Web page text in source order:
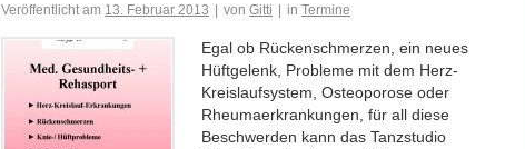
Veröffentlicht am 13. Februar 2013 von Gitti in Termine
Egal ob Rückenschmerzen, ein neues
Hüftgelenk, Probleme mit dem Herz-
Kreislaufsystem, Osteoporose oder
Rheumaerkrankungen, für all diese
Beschwerden kann das Tanzstudio